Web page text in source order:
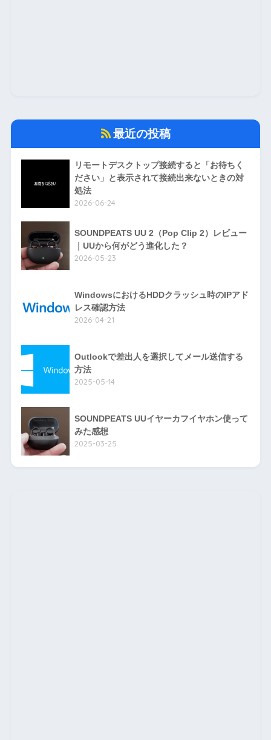
最近の投稿
リモートデスクトップ接続すると「お待ちく
ださい」と表示されて接続出来ないときの対
処法
2026-06-24
SOUNDPEATS UU 2（Pop Clip 2）レビュー
｜UUから何がどう進化した？
2026-05-23
WindowsにおけるHDDクラッシュ時のIPアド
レス確認方法
2026-04-21
Outlookで差出人を選択してメール送信する
方法
2025-05-14
SOUNDPEATS UUイヤーカフイヤホン使って
みた感想
2025-03-25